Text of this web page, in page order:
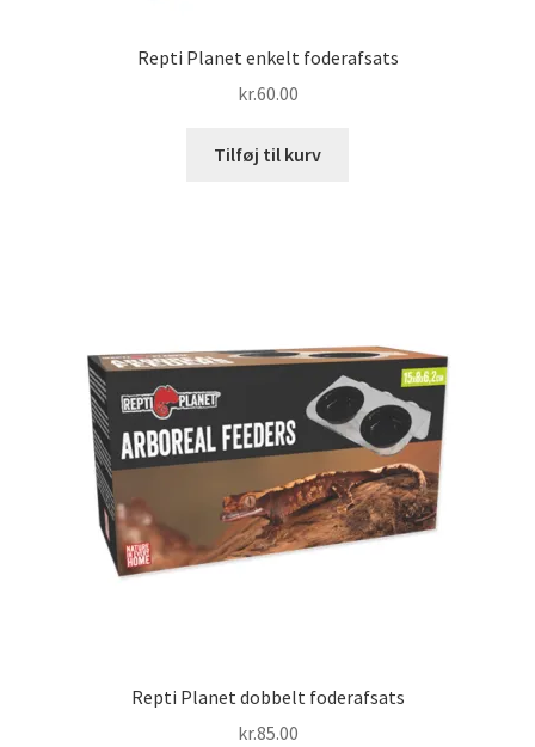
Repti Planet enkelt foderafsats
kr.60.00
Tilføj til kurv
Repti Planet dobbelt foderafsats
kr.85.00